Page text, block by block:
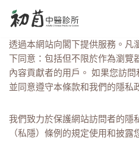
to
content
透過本網站向閣下提供服務。凡
下同意：包括但不限於作為瀏
內容貢獻者的用戶。 如果您訪
並同意遵守本條款和我們的隱私
我們致力於保護網站訪問者的隱
（私隱）條例的規定使用和披